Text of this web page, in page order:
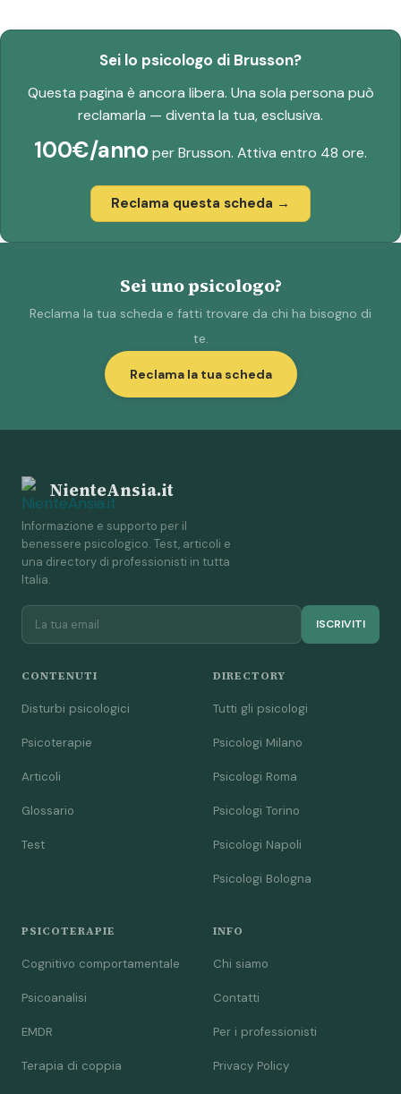
Sei lo psicologo di Brusson?
Questa pagina è ancora libera. Una sola persona può
reclamarla — diventa la tua, esclusiva.
100€/annoper Brusson. Attiva entro 48 ore.
Reclama questa scheda →
Sei uno psicologo?
Reclama la tua scheda e fatti trovare da chi ha bisogno di
te.
Reclama la tua scheda
NienteAnsia.it
Informazione e supporto per il
benessere psicologico. Test, articoli e
una directory di professionisti in tutta
Italia.
ISCRIVITI
CONTENUTI
Disturbi psicologici
Psicoterapie
Articoli
Glossario
Test
DIRECTORY
Tutti gli psicologi
Psicologi Milano
Psicologi Roma
Psicologi Torino
Psicologi Napoli
Psicologi Bologna
PSICOTERAPIE
Cognitivo comportamentale
Psicoanalisi
EMDR
Terapia di coppia
INFO
Chi siamo
Contatti
Per i professionisti
Privacy Policy